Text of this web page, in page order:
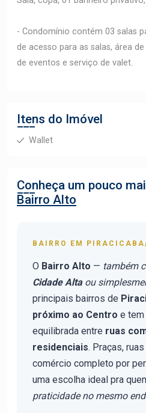
- Condomínio contém 03 salas
de acesso para as salas, área
de eventos e serviço de valet.
Itens do Imóvel
Wallet
Conheça um pouco
Bairro Alto
BAIRRO EM
O Bairro Alto — também
Cidade Altaou
principais bairros de
próximo ao Centro e
equilibrada entre ruas
residenciais. Praças,
comércio completo por
uma escolha ideal pra
praticidade no mesmo